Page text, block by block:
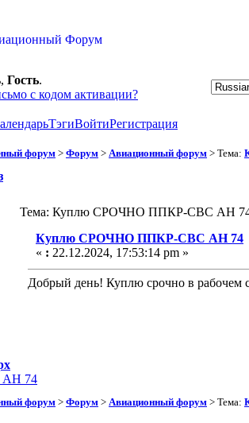
Гость.
с кодом активации?
ТэгиВойтиРегистрация
форум > Форум > Авиационный форум > Тема:
Тема: Куплю СРОЧНО ППКР-СВС АН 74
Куплю СРОЧНО ППКР-СВС АН 74
« : 22.12.2024, 17:53:14 pm »
Добрый день! Куплю срочно в рабочем
74
форум > Форум > Авиационный форум > Тема: